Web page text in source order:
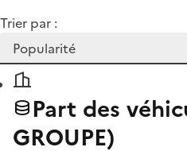
Trier par :
Part des
GROUPE)